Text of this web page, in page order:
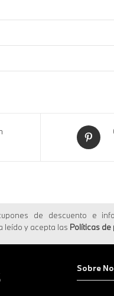
de descuento e
leído y acepta las Políticas
Sobre